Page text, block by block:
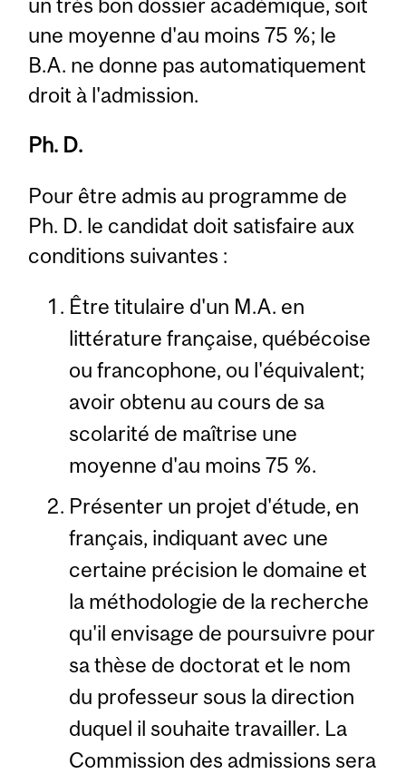
une moyenne d'au moins 75 %; le
B.A. ne donne pas automatiquement
droit à l'admission.
Ph. D.
Pour être admis au programme de
Ph. D. le candidat doit satisfaire aux
conditions suivantes :
Être titulaire d'un M.A. en
littérature française, québécoise
ou francophone, ou l'équivalent;
avoir obtenu au cours de sa
scolarité de maîtrise une
moyenne d'au moins 75 %.
Présenter un projet d'étude, en
français, indiquant avec une
certaine précision le domaine et
la méthodologie de la recherche
qu'il envisage de poursuivre pour
sa thèse de doctorat et le nom
du professeur sous la direction
duquel il souhaite travailler. La
Commission des admissions sera